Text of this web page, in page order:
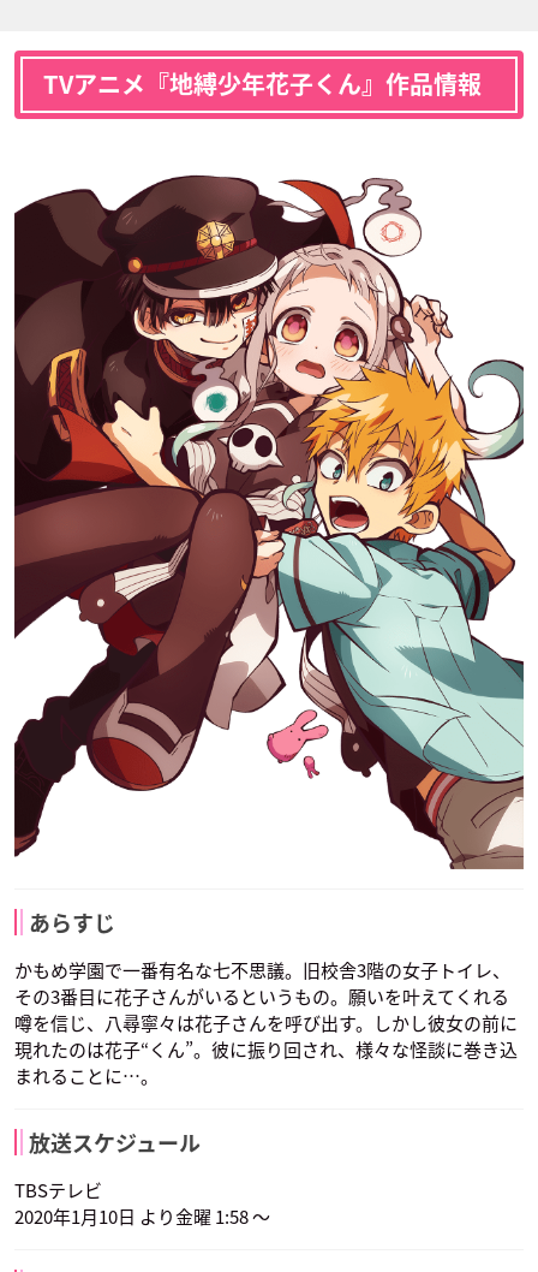
TVアニメ『地縛少年花子くん』作品情報
あらすじ
かもめ学園で一番有名な七不思議。旧校舎3階の女子トイレ、
その3番目に花子さんがいるというもの。願いを叶えてくれる
噂を信じ、八尋寧々は花子さんを呼び出す。しかし彼女の前に
現れたのは花子“くん”。彼に振り回され、様々な怪談に巻き込
まれることに…。
放送スケジュール
TBSテレビ
2020年1月10日 より金曜 1:58 ～